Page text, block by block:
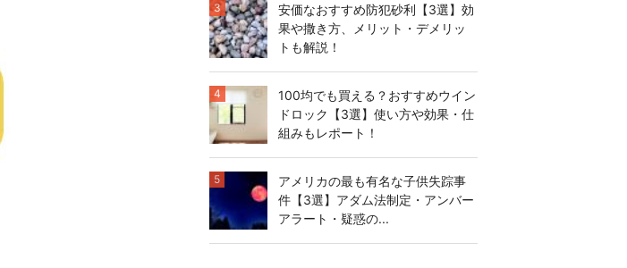
安価なおすすめ防犯砂利【3選】効
果や撒き方、メリット・デメリッ
トも解説！
3
100均でも買える？おすすめウイン
ドロック【3選】使い方や効果・仕
組みもレポート！
4
アメリカの最も有名な子供失踪事
件【3選】アダム法制定・アンバー
アラート・疑惑の...
5